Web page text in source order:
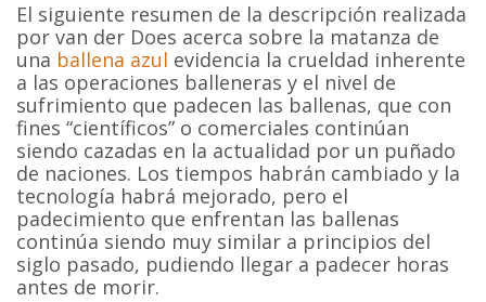
El siguiente resumen de la descripción realizada
por van der Does acerca sobre la matanza de
una ballena azul evidencia la crueldad inherente
a las operaciones balleneras y el nivel de
sufrimiento que padecen las ballenas, que con
fines “científicos” o comerciales continúan
siendo cazadas en la actualidad por un puñado
de naciones. Los tiempos habrán cambiado y la
tecnología habrá mejorado, pero el
padecimiento que enfrentan las ballenas
continúa siendo muy similar a principios del
siglo pasado, pudiendo llegar a padecer horas
antes de morir.